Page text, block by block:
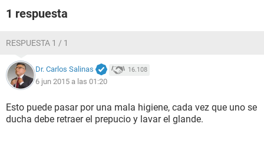
1 respuesta
RESPUESTA 1 / 1
Dr. Carlos Salinas 16.108
6 jun 2015 a las 01:20
Esto puede pasar por una mala higiene, cada vez que uno se
ducha debe retraer el prepucio y lavar el glande.